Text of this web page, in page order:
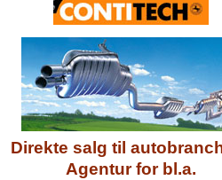
Direkte salg til
Agentur for bl.a.